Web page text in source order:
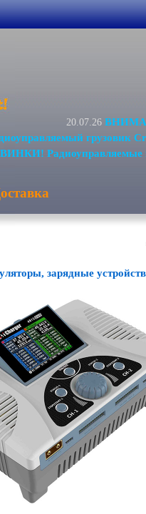
20.07.26
грузовик
Радиоуправляемые
зарядные